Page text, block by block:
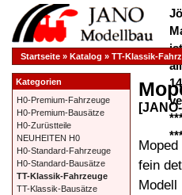
Startseite » Katalog » TT-Klassik-
fein
Modell
Kategorien
H0-Premium-Fahrzeuge
H0-Premium-Bausätze
H0-Zurüstteile
NEUHEITEN H0
H0-Standard-Fahrzeuge
H0-Standard-Bausätze
TT-Klassik-Fahrzeuge
TT-Klassik-Bausätze